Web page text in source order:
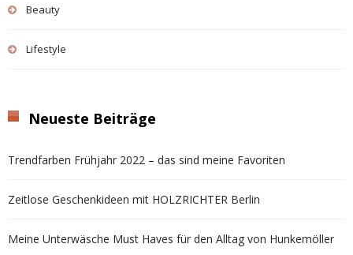
Beauty
Lifestyle
Neueste Beiträge
Trendfarben Frühjahr 2022 – das sind meine Favoriten
Zeitlose Geschenkideen mit HOLZRICHTER Berlin
Meine Unterwäsche Must Haves für den Alltag von Hunkemöller